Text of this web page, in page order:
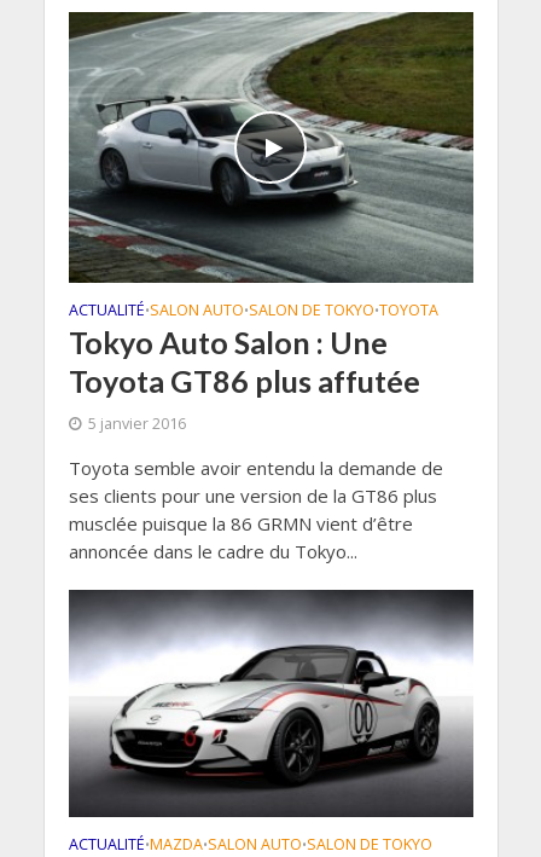
ACTUALITÉ•SALON AUTO•SALON DE TOKYO•TOYOTA
Tokyo Auto Salon : Une
Toyota GT86 plus affutée
5 janvier 2016
Toyota semble avoir entendu la demande de
ses clients pour une version de la GT86 plus
musclée puisque la 86 GRMN vient d’être
annoncée dans le cadre du Tokyo...
ACTUALITÉ•MAZDA•SALON AUTO•SALON DE TOKYO